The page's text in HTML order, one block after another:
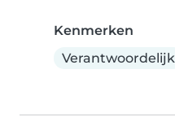
Kenmerken
Verantwoordelijk